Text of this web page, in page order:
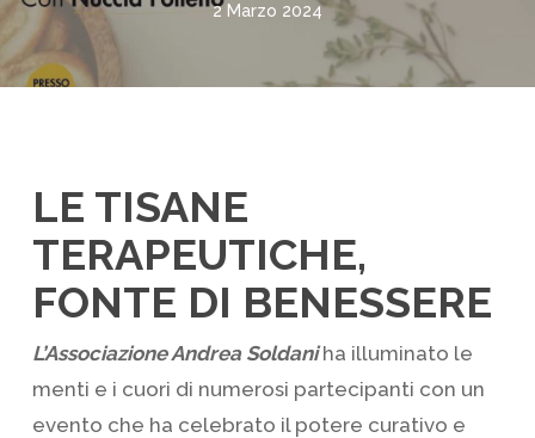
2 Marzo 2024
LE TISANE
TERAPEUTICHE,
FONTE DI BENESSERE
L’Associazione Andrea Soldaniha illuminato le
menti e i cuori di numerosi partecipanti con un
evento che ha celebrato il potere curativo e